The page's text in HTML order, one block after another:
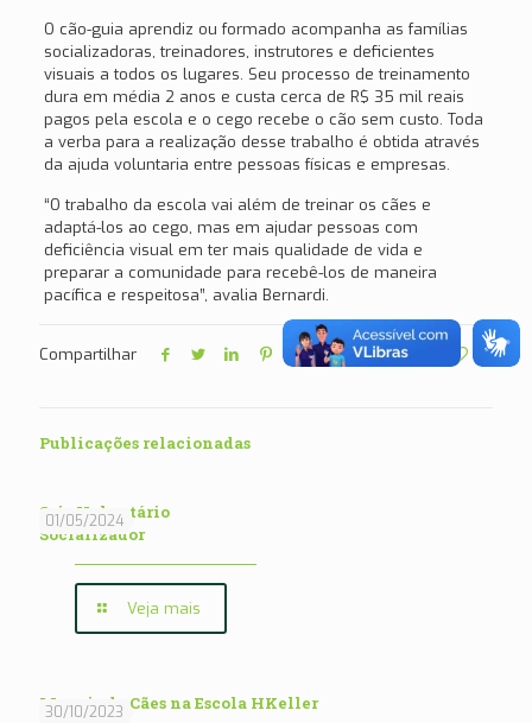
O cão-guia aprendiz ou formado acompanha as famílias
socializadoras, treinadores, instrutores e deficientes
visuais a todos os lugares. Seu processo de treinamento
dura em média 2 anos e custa cerca de R$ 35 mil reais
pagos pela escola e o cego recebe o cão sem custo. Toda
a verba para a realização desse trabalho é obtida através
da ajuda voluntaria entre pessoas físicas e empresas.
“O trabalho da escola vai além de treinar os cães e
adaptá-los ao cego, mas em ajudar pessoas com
deficiência visual em ter mais qualidade de vida e
preparar a comunidade para recebê-los de maneira
pacífica e respeitosa”, avalia Bernardi.
Compartilhar 49
Publicações relacionadas
01/05/2024
Seja Voluntário
Socializador
Veja mais
30/10/2023
Manejo de Cães na Escola HKeller